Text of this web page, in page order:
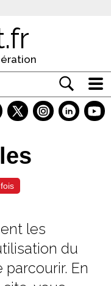
les
du
En